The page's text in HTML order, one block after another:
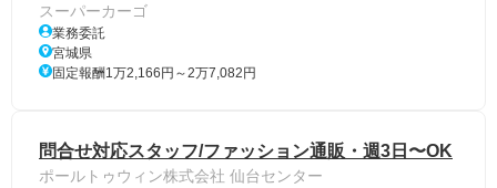
スーパーカーゴ
業務委託
宮城県
固定報酬1万2,166円～2万7,082円
問合せ対応スタッフ/ファッション通販・週3日〜OK
ポールトゥウィン株式会社 仙台センター